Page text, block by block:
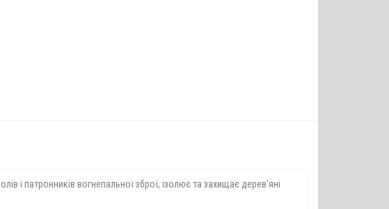
і патронників вогнепальної зброї, ізолює та захищає дерев'яні